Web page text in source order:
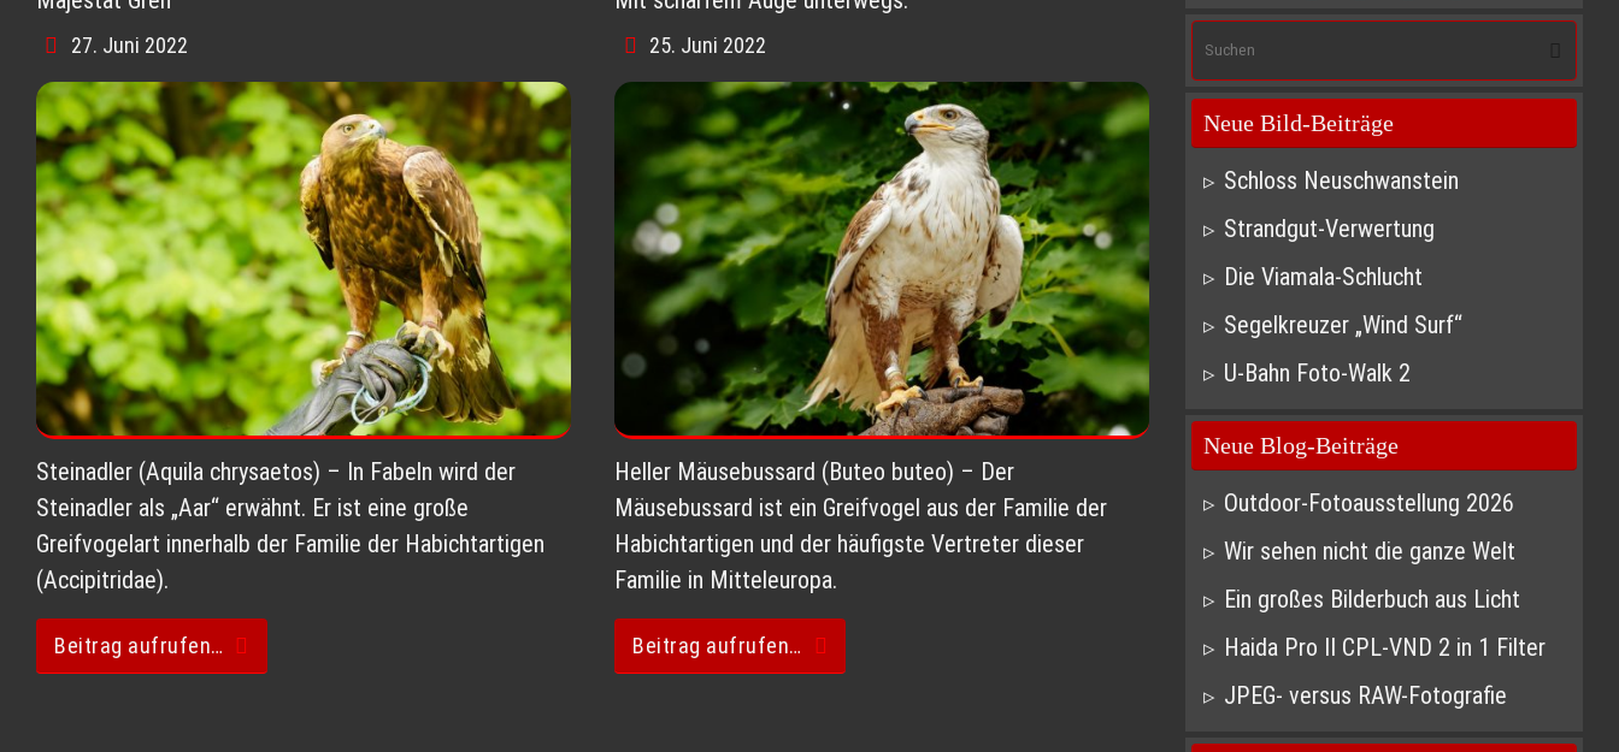
27. Juni 2022
Steinadler (Aquila chrysaetos) – In Fabeln wird der
Steinadler als „Aar“ erwähnt. Er ist eine große
Greifvogelart innerhalb der Familie der Habichtartigen
(Accipitridae).
Beitrag aufrufen…
25. Juni 2022
Heller Mäusebussard (Buteo buteo) – Der
Mäusebussard ist ein Greifvogel aus der Familie der
Habichtartigen und der häufigste Vertreter dieser
Familie in Mitteleuropa.
Beitrag aufrufen…
Neue Bild-Beiträge
Schloss Neuschwanstein
Strandgut-Verwertung
Die Viamala-Schlucht
Segelkreuzer „Wind Surf“
U-Bahn Foto-Walk 2
Neue Blog-Beiträge
Outdoor-Fotoausstellung 2026
Wir sehen nicht die ganze Welt
Ein großes Bilderbuch aus Licht
Haida Pro II CPL-VND 2 in 1 Filter
JPEG- versus RAW-Fotografie